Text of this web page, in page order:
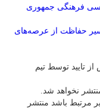
فرهنگی جمهوری
حفاظت از عرصه‌های
تایید توسط تیم
نخواهد شد.
مرتبط باشد منتشر